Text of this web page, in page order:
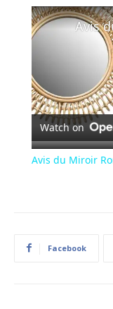
Watch on
Avis du Miroir
Facebook